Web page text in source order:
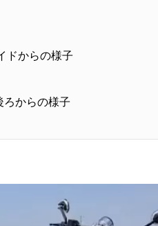
ドからの様子
ろからの様子